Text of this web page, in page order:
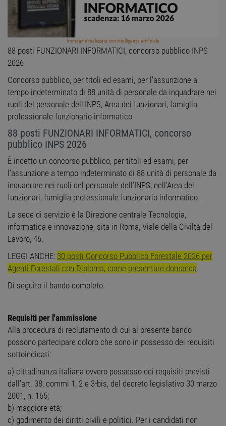
Immagine realizzata con intelligenza artificiale
88 posti FUNZIONARI INFORMATICI, concorso pubblico INPS
2026
Concorso pubblico, per titoli ed esami, per l’assunzione a
tempo indeterminato di 88 unità di personale da inquadrare nei
ruoli del personale dell’INPS, Area dei funzionari, famiglia
professionale funzionario informatico
88 posti FUNZIONARI INFORMATICI, concorso
pubblico INPS 2026
È indetto un concorso pubblico, per titoli ed esami, per
l’assunzione a tempo indeterminato di 88 unità di personale da
inquadrare nei ruoli del personale dell’INPS, nell’Area dei
funzionari, famiglia professionale funzionario informatico.
La sede di servizio è la Direzione centrale Tecnologia,
informatica e innovazione, sita in Roma, Viale della Civiltà del
Lavoro, 46.
LEGGI ANCHE: 30 posti Concorso Pubblico Forestale 2026 per
Agenti Forestali con Diploma, come presentare domanda
Di seguito il bando completo.
Requisiti per l'ammissione
Alla procedura di reclutamento di cui al presente bando
possono partecipare coloro che sono in possesso dei requisiti
sottoindicati:
a) cittadinanza italiana ovvero possesso dei requisiti previsti
dall’art. 38, commi 1, 2 e 3-bis, del decreto legislativo 30 marzo
2001, n. 165;
b) maggiore età;
c) godimento dei diritti civili e politici. Per i candidati non